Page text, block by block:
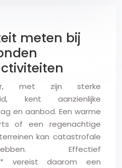
meten bij
met zijn sterke
kent aanzienlijke
en aanbod. Een warme
of een regenachtige
kan catastrofale
Effectief
vereist daarom een